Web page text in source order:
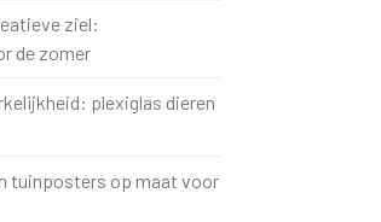
ziel:
de zomer
plexiglas dieren
tuinposters op maat voor